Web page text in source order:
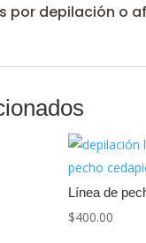
por depilación o
Línea de
$400.00